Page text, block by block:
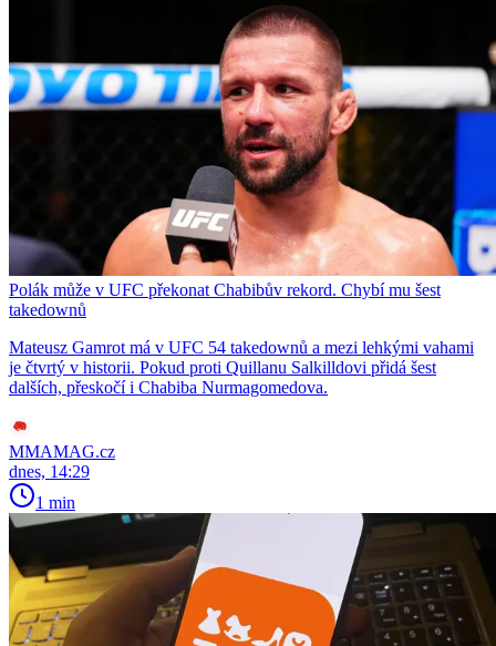
Polák může v UFC překonat Chabibův rekord. Chybí mu šest
takedownů
Mateusz Gamrot má v UFC 54 takedownů a mezi lehkými vahami
je čtvrtý v historii. Pokud proti Quillanu Salkilldovi přidá šest
dalších, přeskočí i Chabiba Nurmagomedova.
MMAMAG.cz
dnes, 14:29
1 min